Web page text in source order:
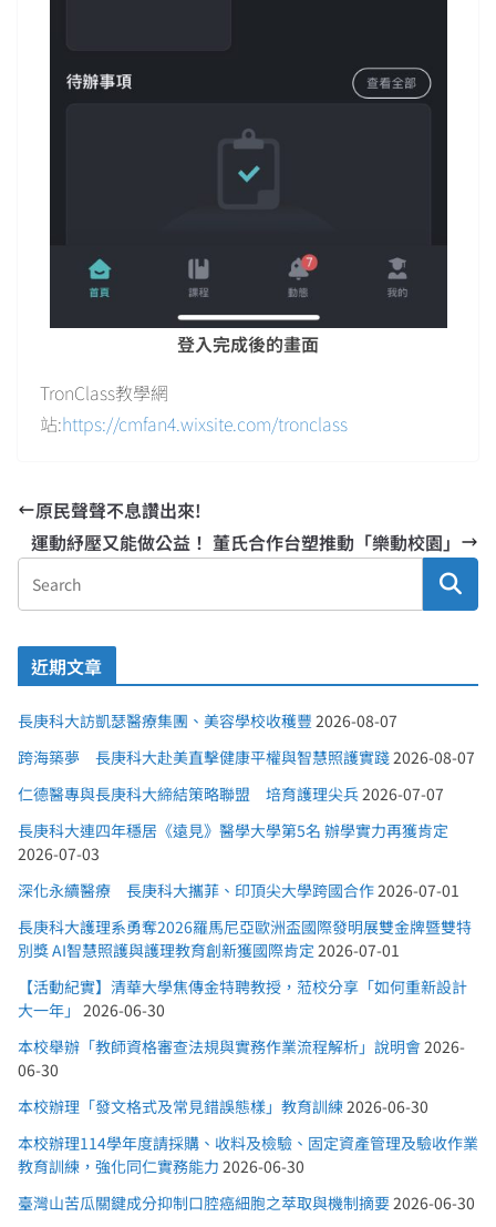
登入完成後的畫面
TronClass教學網
站:https://cmfan4.wixsite.com/tronclass
原民聲聲不息讚出來!
運動紓壓又能做公益！ 董氏合作台塑推動「樂動校園」
近期文章
長庚科大訪凱瑟醫療集團、美容學校收穫豐 2026-08-07
跨海築夢 長庚科大赴美直擊健康平權與智慧照護實踐2026-08-07
仁德醫專與長庚科大締結策略聯盟 培育護理尖兵2026-07-07
長庚科大連四年穩居《遠見》醫學大學第5名 辦學實力再獲肯定
2026-07-03
深化永續醫療 長庚科大攜菲、印頂尖大學跨國合作2026-07-01
長庚科大護理系勇奪2026羅馬尼亞歐洲盃國際發明展雙金牌暨雙特
別獎 AI智慧照護與護理教育創新獲國際肯定 2026-07-01
【活動紀實】清華大學焦傳金特聘教授，蒞校分享「如何重新設計
大一年」 2026-06-30
本校舉辦「教師資格審查法規與實務作業流程解析」說明會2026-
06-30
本校辦理「發文格式及常見錯誤態樣」教育訓練2026-06-30
本校辦理114學年度請採購、收料及檢驗、固定資產管理及驗收作業
教育訓練，強化同仁實務能力 2026-06-30
臺灣山苦瓜關鍵成分抑制口腔癌細胞之萃取與機制摘要2026-06-30